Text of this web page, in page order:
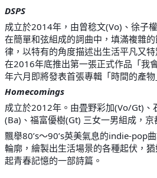
DSPS
成立於2014年，由曾稔文(Vo)、徐子
在簡單和弦組成的詞曲中，填滿複雜
律，以特有的角度描述出生活平凡又特
在2016年底推出第一張正式作品「我
年六月即將發表首張專輯「時間的產物
Homecomings
成立於2012年。由畳野彩加(Vo/Gt)、
(Ba)、福富優樹(Gt) 三女一男組成，京
飄舉80’s〜90’s英美氣息的indie-pop
輪廓，繪製出生活場景的各種起伏，
起青春記憶的一部詩篇。